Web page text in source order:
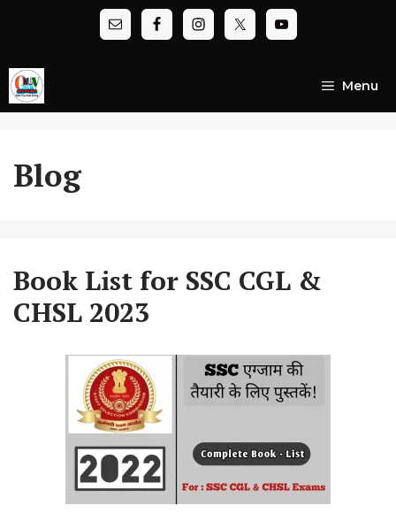
Menu
Blog
Book List for SSC CGL &
CHSL 2023